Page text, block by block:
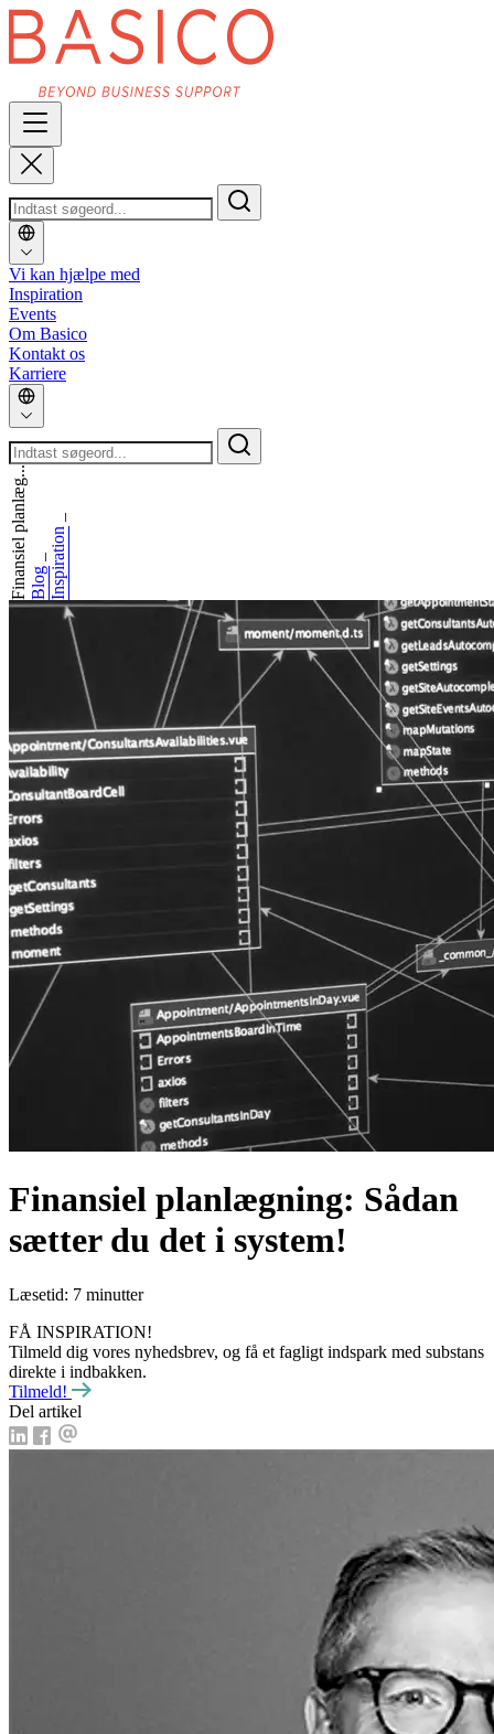
Vi kan hjælpe med
Inspiration
Events
Om Basico
Kontakt os
Karriere
Inspiration
_
Blog
_
Finansiel planlæg...
Finansiel planlægning: Sådan
sætter du det i system!
Læsetid: 7 minutter
FÅ INSPIRATION!
Tilmeld dig vores nyhedsbrev, og få et fagligt indspark med substans
direkte i indbakken.
Tilmeld!
Del artikel